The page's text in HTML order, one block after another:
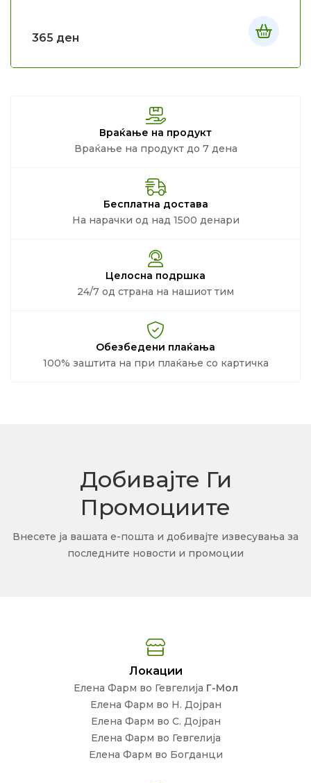
365 ден
Враќање на продукт
Враќање на продукт до 7 дена
Бесплатна достава
На нарачки од над 1500 денари
Целосна подршка
24/7 од страна на нашиот тим
Обезбедени плаќања
100% заштита на при плаќање со картичка
Добивајте Ги
Промоциите
Внесете ја вашата е-пошта и добивајте извесувања за
последните новости и промоции
Локации
Елена Фарм во Гевгелија Г-Мол
Елена Фарм во Н. Дојран
Елена Фарм во С. Дојран
Елена Фарм во Гевгелија
Елена Фарм во Богданци